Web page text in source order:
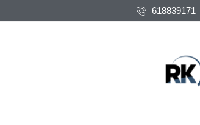
618839171